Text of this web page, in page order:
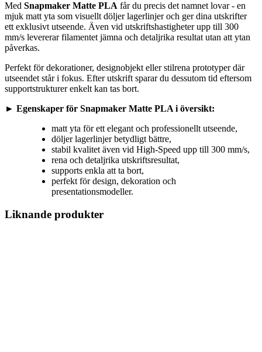
Med Snapmaker Matte PLA får du precis det namnet lovar - en
mjuk matt yta som visuellt döljer lagerlinjer och ger dina utskrifter
ett exklusivt utseende. Även vid utskriftshastigheter upp till 300
mm/s levererar filamentet jämna och detaljrika resultat utan att ytan
påverkas.
Perfekt för dekorationer, designobjekt eller stilrena prototyper där
utseendet står i fokus. Efter utskrift sparar du dessutom tid eftersom
supportstrukturer enkelt kan tas bort.
► Egenskaper för Snapmaker Matte PLA i översikt:
matt yta för ett elegant och professionellt utseende,
döljer lagerlinjer betydligt bättre,
stabil kvalitet även vid High-Speed upp till 300 mm/s,
rena och detaljrika utskriftsresultat,
supports enkla att ta bort,
perfekt för design, dekoration och
presentationsmodeller.
Liknande produkter